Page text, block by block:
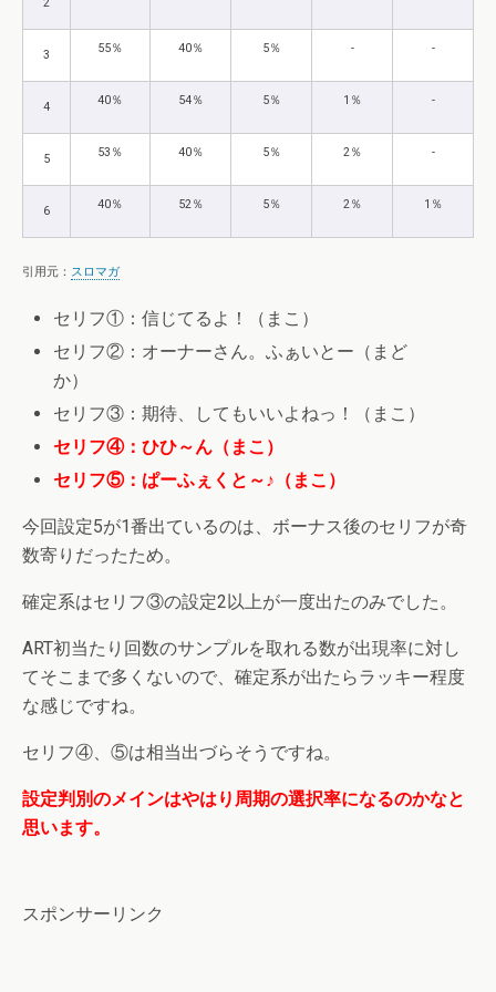
3 55％ 40％ 5％ - -
4 40％ 54％ 5％ 1％ -
5 53％ 40％ 5％ 2％ -
6 40％ 52％ 5％ 2％ 1％
引用元： スロマガ
セリフ①：信じてるよ！（まこ）
セリフ②：オーナーさん。ふぁいとー（まど
か）
セリフ③：期待、してもいいよねっ！（まこ）
セリフ④：ひひ～ん（まこ）
セリフ⑤：ぱーふぇくと～♪（まこ）
今回設定5が1番出ているのは、ボーナス後のセリフが奇
数寄りだったため。
確定系はセリフ③の設定2以上が一度出たのみでした。
ART初当たり回数のサンプルを取れる数が出現率に対し
てそこまで多くないので、確定系が出たらラッキー程度
な感じですね。
セリフ④、⑤は相当出づらそうですね。
設定判別のメインはやはり周期の選択率になるのかなと
思います。
スポンサーリンク